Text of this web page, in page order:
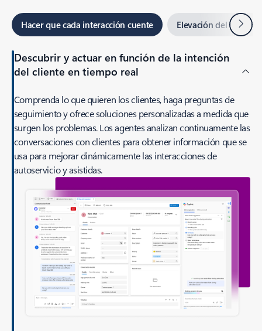
Hacer que cada interacción cuente Elevación del
Descubrir y actuar en función de la intención
del cliente en tiempo real
Comprenda lo que quieren los clientes, haga preguntas de
seguimiento y ofrece soluciones personalizadas a medida que
surgen los problemas. Los agentes analizan continuamente las
conversaciones con clientes para obtener información que se
usa para mejorar dinámicamente las interacciones de
autoservicio y asistidas.